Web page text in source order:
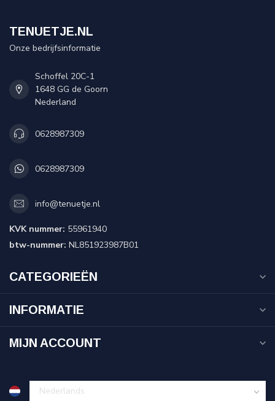
TENUETJE.NL
Onze bedrijfsinformatie
Schoffel 20C-1
1648 GG de Goorn
Nederland
0628987309
0628987309
info@tenuetje.nl
KVK nummer: 55961940
btw-nummer: NL851923987B01
CATEGORIEËN
INFORMATIE
MIJN ACCOUNT